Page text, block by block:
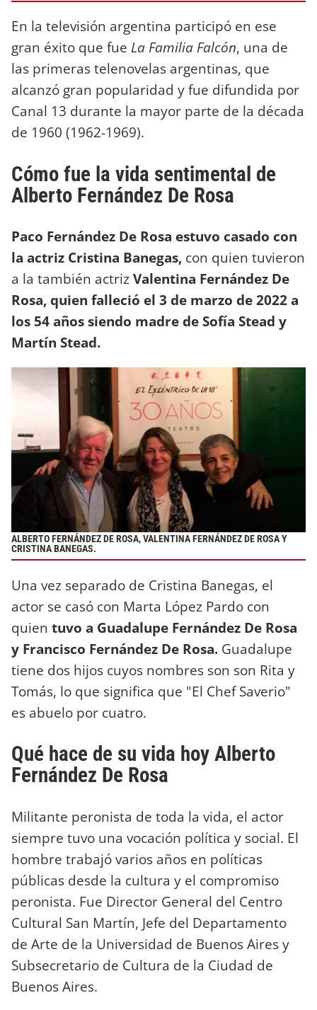
En la televisión argentina participó en ese
gran éxito que fue La Familia Falcón, una de
las primeras telenovelas argentinas, que
alcanzó gran popularidad y fue difundida por
Canal 13 durante la mayor parte de la década
de 1960 (1962-1969).
Cómo fue la vida sentimental de
Alberto Fernández De Rosa
Paco Fernández De Rosa estuvo casado con
la actriz Cristina Banegas, con quien tuvieron
a la también actrizValentina Fernández De
Rosa, quien falleció el 3 de marzo de 2022 a
los 54 años siendo madre de Sofía Stead y
Martín Stead.
ALBERTO FERNÁNDEZ DE ROSA, VALENTINA FERNÁNDEZ DE ROSA Y
CRISTINA BANEGAS.
Una vez separado de Cristina Banegas, el
actor se casó con Marta López Pardo con
quien tuvo a Guadalupe Fernández De Rosa
y Francisco Fernández De Rosa. Guadalupe
tiene dos hijos cuyos nombres son son Rita y
Tomás, lo que significa que "El Chef Saverio"
es abuelo por cuatro.
Qué hace de su vida hoy Alberto
Fernández De Rosa
Militante peronista de toda la vida, el actor
siempre tuvo una vocación política y social. El
hombre trabajó varios años en políticas
públicas desde la cultura y el compromiso
peronista. Fue Director General del Centro
Cultural San Martín, Jefe del Departamento
de Arte de la Universidad de Buenos Aires y
Subsecretario de Cultura de la Ciudad de
Buenos Aires.